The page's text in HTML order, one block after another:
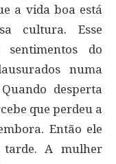
a vida boa está
cultura. Esse
do
numa
desperta
que perdeu a
Então ele
tarde. A mulher